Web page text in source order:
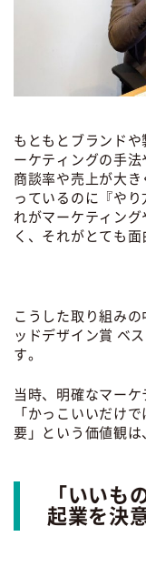
もともとブランド
ーケティングの手法
商談率や売上が大
っているのに『や
れがマーケティン
く、それがとても面
こうした取り組み
ッドデザイン賞 ベ
す。
当時、明確なマー
「かっこいいだけ
要」という価値観は
「いいも
起業を決